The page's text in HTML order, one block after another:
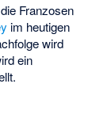
Franzosen
im heutigen
wird
ein